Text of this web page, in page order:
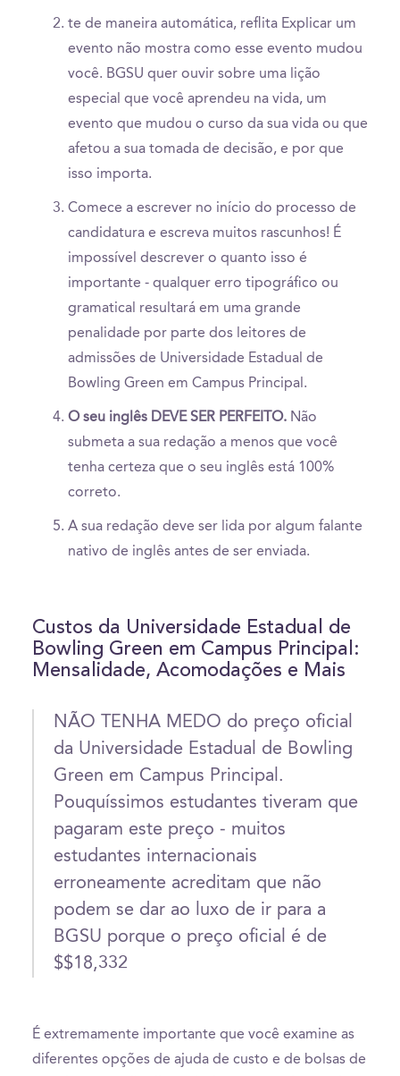
te de maneira automática, reflita Explicar um
evento não mostra como esse evento mudou
você. BGSU quer ouvir sobre uma lição
especial que você aprendeu na vida, um
evento que mudou o curso da sua vida ou que
afetou a sua tomada de decisão, e por que
isso importa.
Comece a escrever no início do processo de
candidatura e escreva muitos rascunhos! É
impossível descrever o quanto isso é
importante - qualquer erro tipográfico ou
gramatical resultará em uma grande
penalidade por parte dos leitores de
admissões de Universidade Estadual de
Bowling Green em Campus Principal.
O seu inglês DEVE SER PERFEITO. Não
submeta a sua redação a menos que você
tenha certeza que o seu inglês está 100%
correto.
A sua redação deve ser lida por algum falante
nativo de inglês antes de ser enviada.
Custos da Universidade Estadual de
Bowling Green em Campus Principal:
Mensalidade, Acomodações e Mais
NÃO TENHA MEDO do preço oficial
da Universidade Estadual de Bowling
Green em Campus Principal.
Pouquíssimos estudantes tiveram que
pagaram este preço - muitos
estudantes internacionais
erroneamente acreditam que não
podem se dar ao luxo de ir para a
BGSU porque o preço oficial é de
$$18,332
É extremamente importante que você examine as
diferentes opções de ajuda de custo e de bolsas de